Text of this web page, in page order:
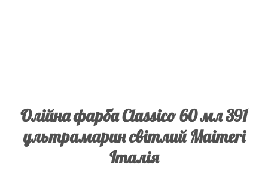
Олійна фарба Classico 60 мл 391
ультрамарин світлий Maimeri
Італія